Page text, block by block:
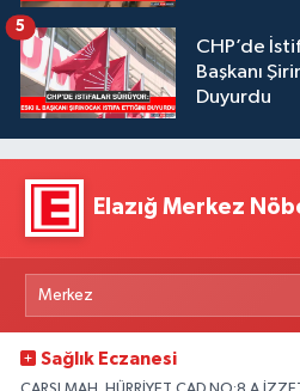
CHP’de
Başkanı
Duyurdu
5
Elazığ Merkez
Sağlık Eczanesi